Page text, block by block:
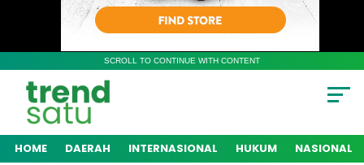
SCROLL TO CONTINUE WITH CONTENT
HOME DAERAH INTERNASIONAL HUKUM NASIONAL